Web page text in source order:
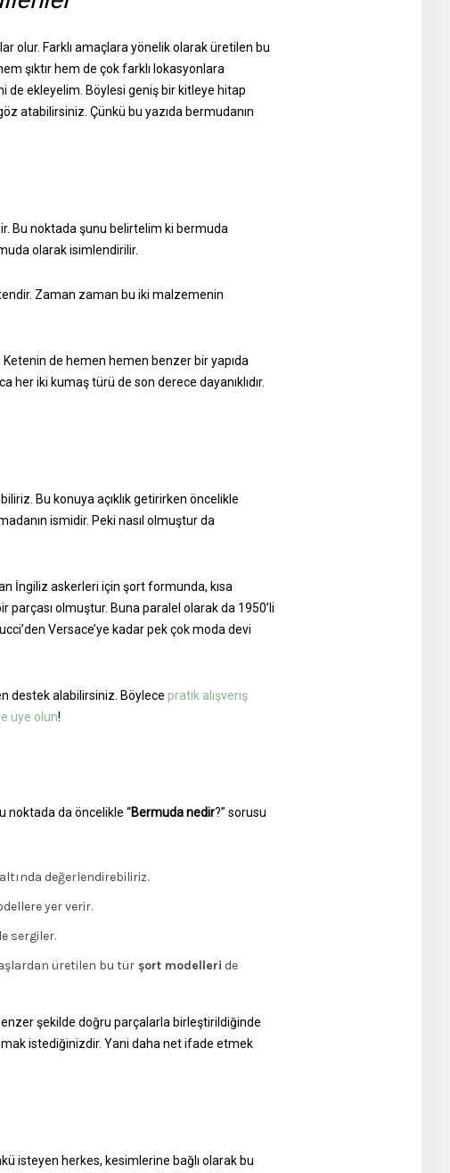
olur. Farklı amaçlara yönelik olarak üretilen bu
şıktır hem de çok farklı lokasyonlara
de ekleyelim. Böylesi geniş bir kitleye hitap
atabilirsiniz. Çünkü bu yazıda bermudanın
Bu noktada şunu belirtelim ki bermuda
olarak isimlendirilir.
Zaman zaman bu iki malzemenin
de hemen hemen benzer bir yapıda
iki kumaş türü de son derece dayanıklıdır.
Bu konuya açıklık getirirken öncelikle
ismidir. Peki nasıl olmuştur da
İngiliz askerleri için şort formunda, kısa
olmuştur. Buna paralel olarak da 1950’li
Versace’ye kadar pek çok moda devi
destek alabilirsiniz. Böylece pratik alışveriş
üye olun!
noktada da öncelikle “Bermuda nedir?” sorusu
altında değerlendirebiliriz.
yer verir.
sergiler.
üretilen bu tür şort modelleri de
şekilde doğru parçalarla birleştirildiğinde
istediğinizdir. Yani daha net ifade etmek
isteyen herkes, kesimlerine bağlı olarak bu